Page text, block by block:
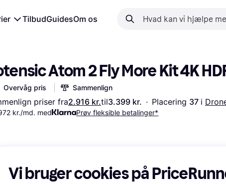
TilbudGuidesOm os
Atom 2 Fly More Kit 4K
Overvåg pris Sammenlign
priser fra2.916 kr.til3.399 kr. · Placering 37 i
kr./md. med Prøv fleksible betalinger*
Vi bruger cookies på